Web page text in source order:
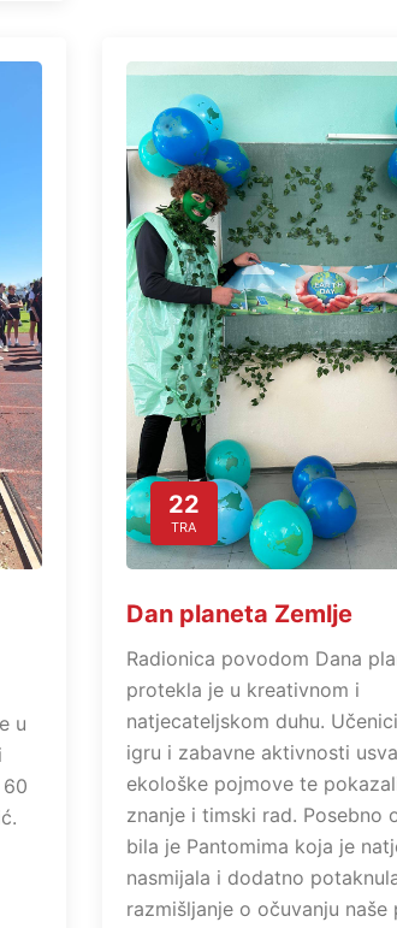
u
22
TRA
Dan planeta Zemlje
Radionica povodom Dana
protekla je u kreativnom i
natjecateljskom duhu.
igru i zabavne aktivnosti
ekološke pojmove te
znanje i timski rad. Posebno
bila je Pantomima koja je
nasmijala i dodatno
razmišljanje o očuvanju naše